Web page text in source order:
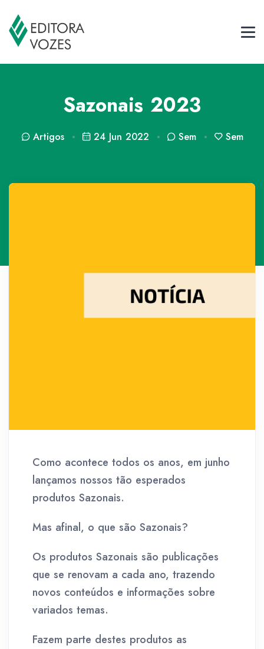
Sazonais 2023
Artigos 24 Jun 2022 Sem Sem
Como acontece todos os anos, em junho
lançamos nossos tão esperados
produtos Sazonais.
Mas afinal, o que são Sazonais?
Os produtos Sazonais são publicações
que se renovam a cada ano, trazendo
novos conteúdos e informações sobre
variados temas.
Fazem parte destes produtos as